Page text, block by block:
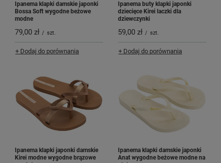
Ipanema klapki damskie japonki
Bossa Soft wygodne beżowe
modne
79,00 zł / szt.
+ Dodaj do porównania
Ipanema buty klapki japonki
dziecięce Kirei laczki dla
dziewczynki
59,00 zł / szt.
+ Dodaj do porównania
Ipanema klapki japonki damskie
Kirei modne wygodne brązowe
Ipanema klapki damskie japonki
Anat wygodne beżowe modne na